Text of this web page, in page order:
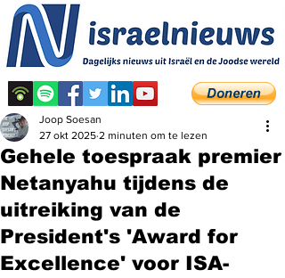
Gehele toespraak premier
Netanyahu tijdens de
uitreiking van de
President's 'Award for
Excellence' voor ISA-
Joop Soesan
27 okt 2025 2 minuten om te lezen